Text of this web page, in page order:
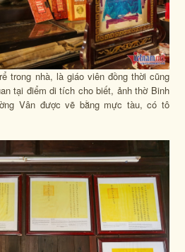
trong nhà, là giáo viên đồng thời cũng
tại điểm di tích cho biết, ảnh thờ Binh
Vân được vẽ bằng mực tàu, có tô